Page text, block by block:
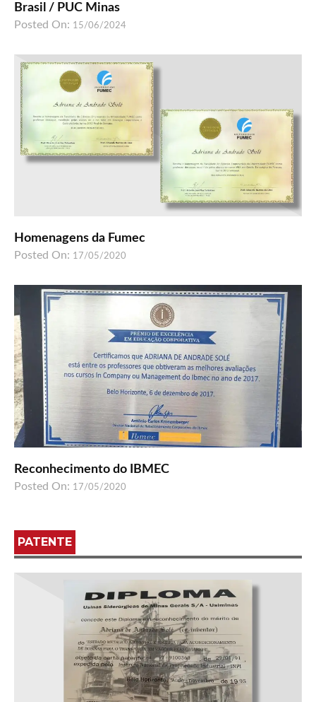
Brasil / PUC Minas
Posted On: 15/06/2024
Homenagens da Fumec
Posted On: 17/05/2020
Reconhecimento do IBMEC
Posted On: 17/05/2020
PATENTE